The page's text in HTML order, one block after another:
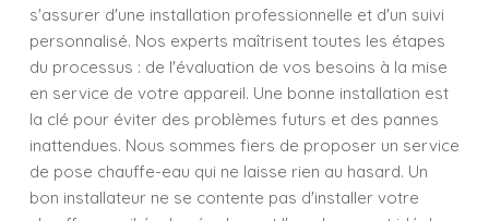
s'assurer d'une installation professionnelle et d'un suivi
personnalisé. Nos experts maîtrisent toutes les étapes
du processus : de l'évaluation de vos besoins à la mise
en service de votre appareil. Une bonne installation est
la clé pour éviter des problèmes futurs et des pannes
inattendues. Nous sommes fiers de proposer un service
de pose chauffe-eau qui ne laisse rien au hasard. Un
bon installateur ne se contente pas d'installer votre